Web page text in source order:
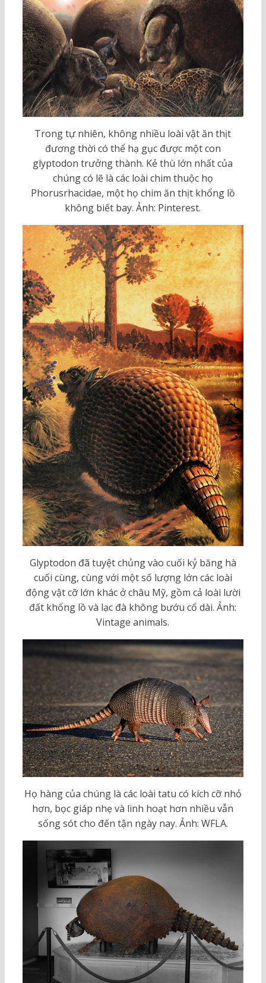
Trong tự nhiên, không nhiều loài vật ăn thịt
đương thời có thể hạ gục được một con
glyptodon trưởng thành. Kẻ thù lớn nhất của
chúng có lẽ là các loài chim thuộc họ
Phorusrhacidae, một họ chim ăn thịt khổng lồ
không biết bay. Ảnh: Pinterest.
Glyptodon đã tuyệt chủng vào cuối kỷ băng hà
cuối cùng, cùng với một số lượng lớn các loài
động vật cỡ lớn khác ở châu Mỹ, gồm cả loài lười
đất khổng lồ và lạc đà không bướu cổ dài. Ảnh:
Vintage animals.
Họ hàng của chúng là các loài tatu có kích cỡ nhỏ
hơn, bọc giáp nhẹ và linh hoạt hơn nhiều vẫn
sống sót cho đến tận ngày nay. Ảnh: WFLA.